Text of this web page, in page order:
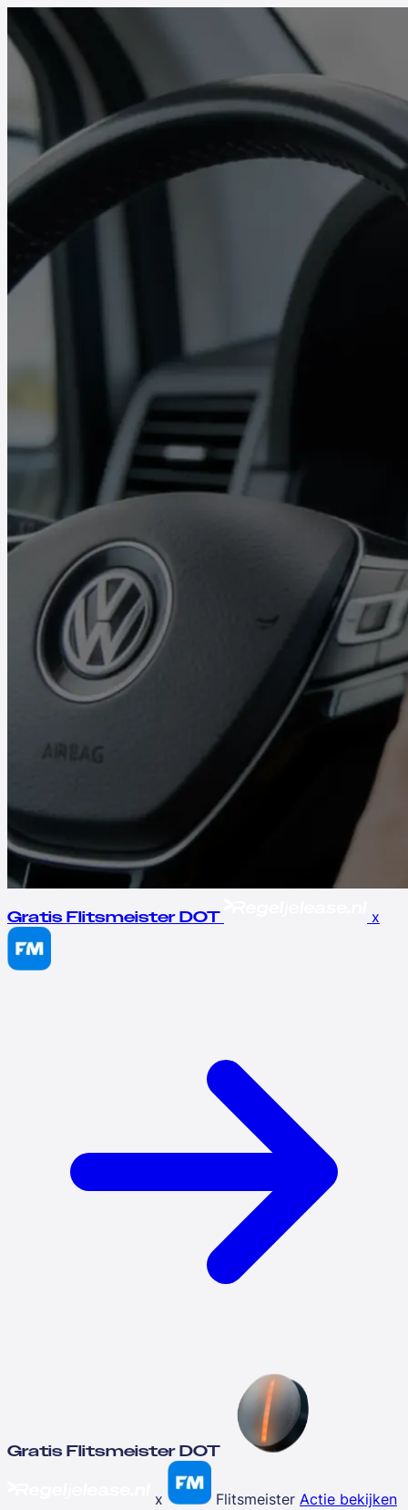
Gratis Flitsmeister DOT x
Gratis Flitsmeister DOT
x Flitsmeister Actie bekijken